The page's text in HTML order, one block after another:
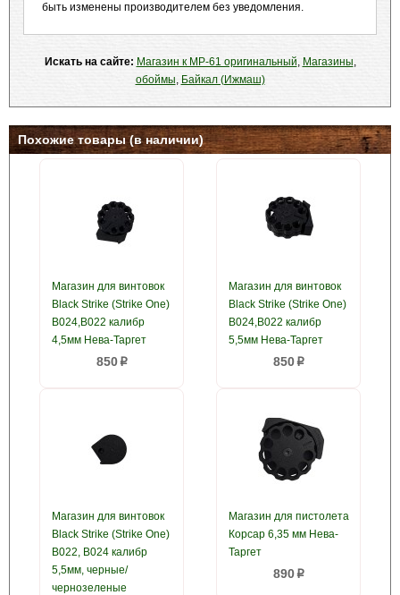
быть изменены производителем без уведомления.
Искать на сайте: Магазин к МР-61 оригинальный, Магазины,
обоймы, Байкал (Ижмаш)
Похожие товары (в наличии)
Магазин для винтовок
Black Strike (Strike One)
B024,B022 калибр
4,5мм Нева-Таргет
850p
Магазин для винтовок
Black Strike (Strike One)
B024,B022 калибр
5,5мм Нева-Таргет
850p
Магазин для винтовок
Black Strike (Strike One)
B022, B024 калибр
5,5мм, черные/
чернозеленые
Магазин для пистолета
Корсар 6,35 мм Нева-
Таргет
890p